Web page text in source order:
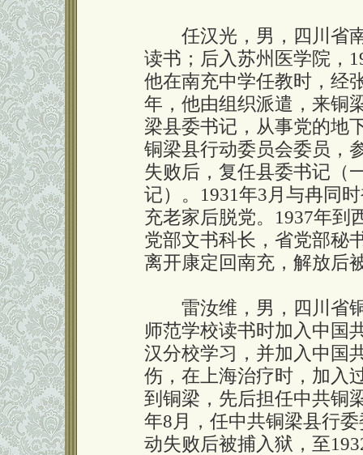
任汉光，男，四川省南
读书；后入苏州医学院，
他在南充中学任教时，经
年，他由组织派遣，来铜
梁县委书记，从事党的地
铜梁县行动委员会委员，
失败后，复任县委书记（
记）。1931年3月与冉同
充老家后脱党。1937年到
党部文书科长，省党部秘
离开康定回南充，解放后
雷汝维，男，四川省铜
师范学校读书时加入中国
汉分校学习，并加入中国
伤，在上海治疗时，加入
到铜梁，先后担任中共铜
年8月，任中共铜梁县行
动失败后被捕入狱，至